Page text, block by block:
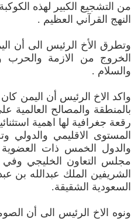
من التشجيع الكبير لهذه
النهج القرآني العظيم .
وتطرق الأخ الرئيس الى أن
الخروج من الازمة والحرب
والسلام .
واكد الاخ الرئيس أن اليمن
بالمنطقة والمصالح
رقعة جغرافية لها اهمية
المستوى الاقليمي والدولي
والدول الخمس ذات
مجلس التعاون الخليجي وفي
الشريفين الملك عبدالله بن
السعودية الشقيقة.
ونوه الاخ الرئيس الى أن